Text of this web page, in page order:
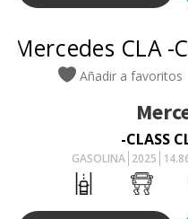
Añadir a favoritos
-CLASS
GASOLINA 2025